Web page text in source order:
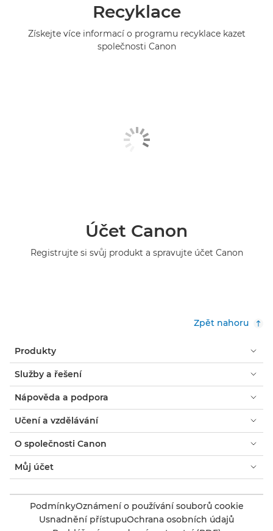
Recyklace
Získejte více informací o programu recyklace kazet
společnosti Canon
Účet Canon
Registrujte si svůj produkt a spravujte účet Canon
Zpět nahoru
Produkty
Služby a řešení
Nápověda a podpora
Učení a vzdělávání
O společnosti Canon
Můj účet
PodmínkyOznámení o používání souborů cookie
Usnadnění přístupuOchrana osobních údajů